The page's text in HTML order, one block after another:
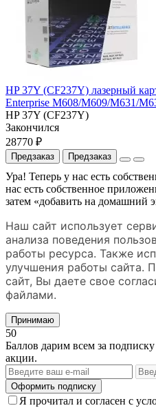
HP 37Y (CF237Y) лазерный
Enterprise M608/M609/M631/
HP 37Y (CF237Y)
Закончился
28770 ₽
Предзаказ Предзаказ
Ура! Теперь у нас есть
нас есть собственное
затем «добавить на домашний
Наш сайт использует
анализа поведения
работы ресурса. Также
улучшения работы сайта.
сайт, Вы даете свое
файлами.
Принимаю
50
Баллов дарим всем за
акции.
Оформить подписку
Я прочитал и согласен с